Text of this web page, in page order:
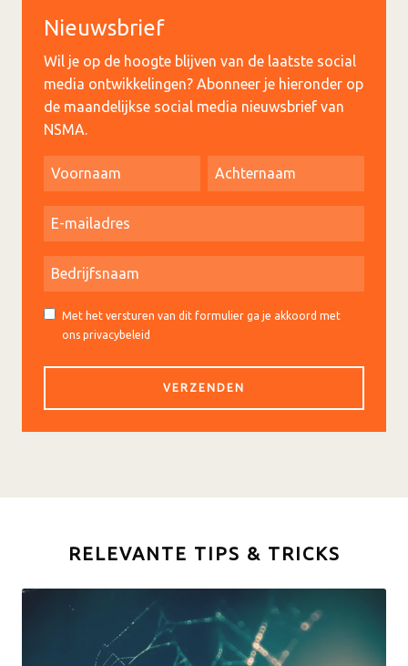
Nieuwsbrief
Wil je op de hoogte blijven van de laatste social
media ontwikkelingen? Abonneer je hieronder op
de maandelijkse social media nieuwsbrief van
NSMA.
Met het versturen van dit formulier ga je akkoord met
ons privacybeleid
RELEVANTE TIPS & TRICKS